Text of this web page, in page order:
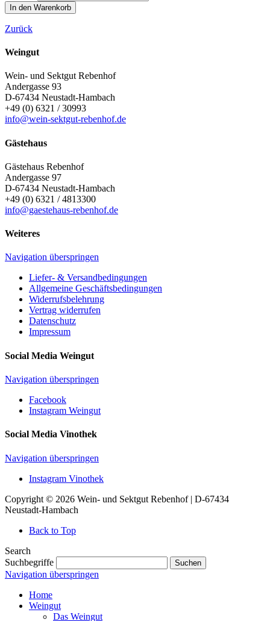
Zurück
Weingut
Wein- und Sektgut Rebenhof
Andergasse 93
D-67434 Neustadt-Hambach
+49 (0) 6321 / 30993
info@wein-sektgut-rebenhof.de
Gästehaus
Gästehaus Rebenhof
Andergasse 97
D-67434 Neustadt-Hambach
+49 (0) 6321 / 4813300
info@gaestehaus-rebenhof.de
Weiteres
Navigation überspringen
Liefer- & Versandbedingungen
Allgemeine Geschäftsbedingungen
Widerrufsbelehrung
Vertrag widerrufen
Datenschutz
Impressum
Social Media Weingut
Navigation überspringen
Facebook
Instagram Weingut
Social Media Vinothek
Navigation überspringen
Instagram Vinothek
Copyright © 2026 Wein- und Sektgut Rebenhof | D-67434
Neustadt-Hambach
Back to Top
Search
Suchbegriffe
Suchen
Navigation überspringen
Home
Weingut
Das Weingut